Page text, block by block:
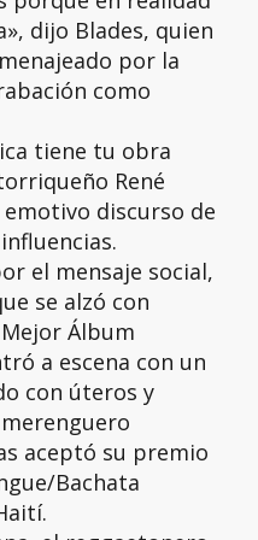
dijo Blades, quien
por la
como
tiene tu obra
René
emotivo discurso de
el mensaje social,
se alzó con
Álbum
a escena con un
con úteros y
aceptó su premio
Bachata